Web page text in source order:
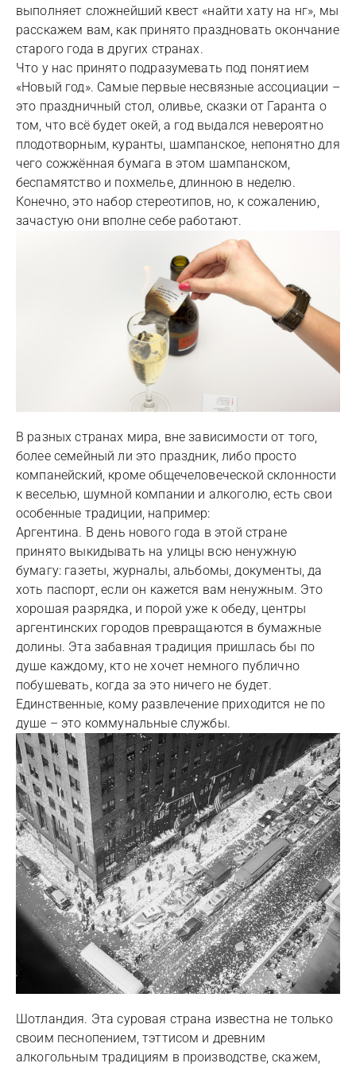
выполняет сложнейший квест «найти хату на нг», мы
расскажем вам, как принято праздновать окончание
старого года в других странах.
Что у нас принято подразумевать под понятием
«Новый год». Самые первые несвязные ассоциации –
это праздничный стол, оливье, сказки от Гаранта о
том, что всё будет окей, а год выдался невероятно
плодотворным, куранты, шампанское, непонятно для
чего сожжённая бумага в этом шампанском,
беспамятство и похмелье, длинною в неделю.
Конечно, это набор стереотипов, но, к сожалению,
зачастую они вполне себе работают.
В разных странах мира, вне зависимости от того,
более семейный ли это праздник, либо просто
компанейский, кроме общечеловеческой склонности
к веселью, шумной компании и алкоголю, есть свои
особенные традиции, например:
Аргентина. В день нового года в этой стране
принято выкидывать на улицы всю ненужную
бумагу: газеты, журналы, альбомы, документы, да
хоть паспорт, если он кажется вам ненужным. Это
хорошая разрядка, и порой уже к обеду, центры
аргентинских городов превращаются в бумажные
долины. Эта забавная традиция пришлась бы по
душе каждому, кто не хочет немного публично
побушевать, когда за это ничего не будет.
Единственные, кому развлечение приходится не по
душе – это коммунальные службы.
Шотландия. Эта суровая страна известна не только
своим песнопением, тэттисом и древним
алкогольным традициям в производстве, скажем,